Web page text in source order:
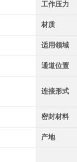
工作压力
材质
适用领域
通道位置
连接形式
密封材料
产地